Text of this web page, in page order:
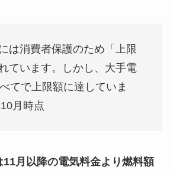
は消費者保護のため「上限
ています。しかし、大手電
てで上限額に達していま
月時点
月以降の電気料金より燃料額